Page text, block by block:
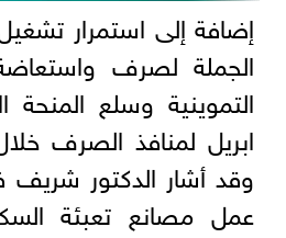
الجملة لصرف
التموينية وسلع
ابريل لمنافذ الصرف
وقد أشار الدكتور شريف
عمل مصانع تعبئة